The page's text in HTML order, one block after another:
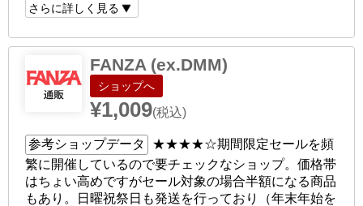
さらに詳しく見る
FANZA (ex.DMM)
ショップへ
¥1,009(税込)
参考ショップデータ ★★★★☆期間限定セールを頻
繁に開催しているので要チェックなショップ。価格帯
はちょい高めですがセール対象の場合半額になる商品
もあり。日曜祝祭日も発送を行っており（年末年始を